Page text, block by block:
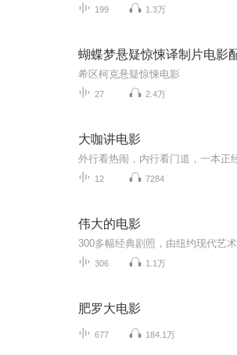
199 1.3万
蝴蝶梦悬疑惊悚译制片电影
希区柯克悬疑惊悚电影
27 2.4万
大咖讲电影
外行看热闹，内行看门道，一本正
12 7284
伟大的电影
306 1.1万
肥罗大电影
677 184.1万